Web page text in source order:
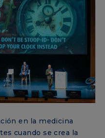
en la medicina
cuando se crea la